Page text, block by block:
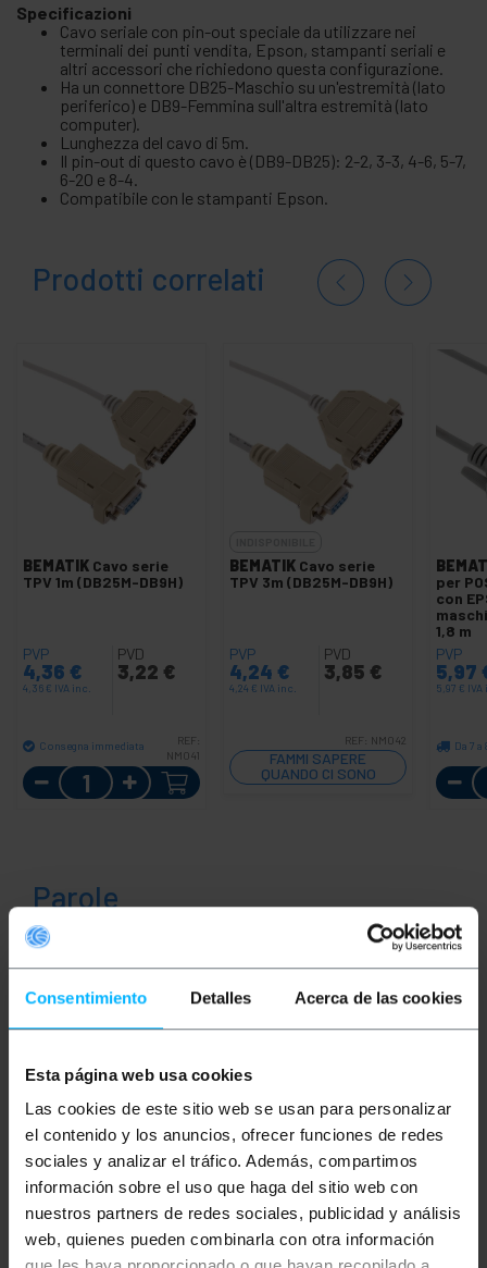
Consentimiento Detalles Acerca de las cookies
Esta página web usa cookies
Las cookies de este sitio web se usan para personalizar
el contenido y los anuncios, ofrecer funciones de redes
sociales y analizar el tráfico. Además, compartimos
información sobre el uso que haga del sitio web con
nuestros partners de redes sociales, publicidad y análisis
web, quienes pueden combinarla con otra información
Specificazioni
Cavo seriale con pin-out speciale da utilizzare nei
terminali dei punti vendita, Epson, stampanti seriali e
altri accessori che richiedono questa configurazione.
Ha un connettore DB25-Maschio su un'estremità (lato
periferico) e DB9-Femmina sull'altra estremità (lato
computer).
Lunghezza del cavo di 5m.
Il pin-out di questo cavo è (DB9-DB25): 2-2, 3-3, 4-6, 5-7,
6-20 e 8-4.
Compatibile con le stampanti Epson.
Prodotti correlati
BEMATIK Cavo serie
TPV 1m (DB25M-DB9H)
PVP
4,36 €
4,36 € IVA inc.
PVD
3,22 €
Consegna immediata
REF:
NM041
Quantità
BEMATIK Cavo serie
TPV 3m (DB25M-DB9H)
PVP
4,24 €
4,24 € IVA inc.
PVD
3,85 €
REF: NM042
FAMMI SAPERE
QUANDO CI SONO
SCORTE
per
con
1,8 m
PVP
5,97
5,97 €
Da 7
Parole
Non hai trovato quello che cercavi? Questi
seriale RS232 RS422 RS485
DB9 DB25 porta
POS terminale POS
terminale punto vendita
cassa registratore monete